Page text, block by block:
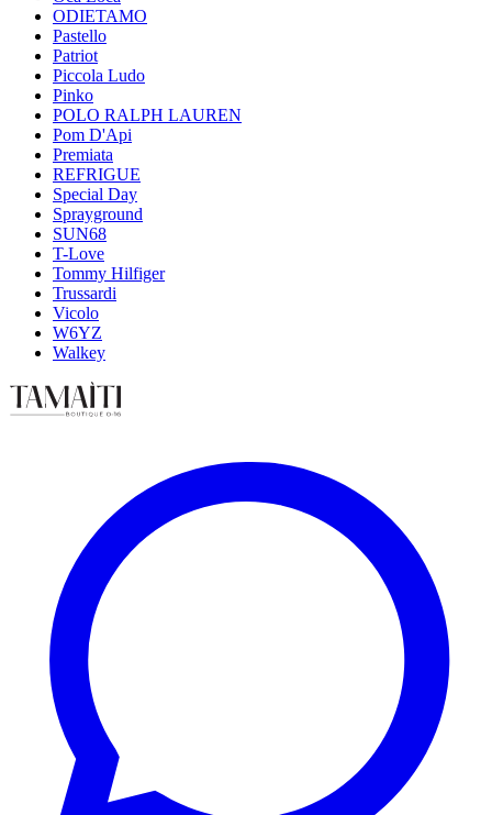
ODIETAMO
Pastello
Patriot
Piccola Ludo
Pinko
POLO RALPH LAUREN
Pom D'Api
Premiata
REFRIGUE
Special Day
Sprayground
SUN68
T-Love
Tommy Hilfiger
Trussardi
Vicolo
W6YZ
Walkey